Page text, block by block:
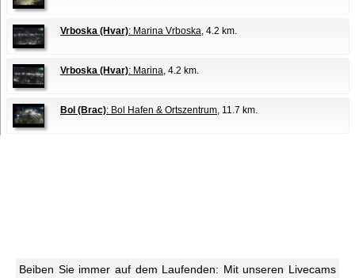
Vrboska (Hvar): Marina Vrboska, 4.2 km.
Vrboska (Hvar): Marina, 4.2 km.
Bol (Brac): Bol Hafen & Ortszentrum, 11.7 km.
Beiben Sie immer auf dem Laufenden: Mit unseren Livecams